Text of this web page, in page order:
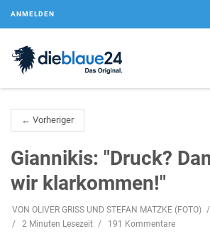
ANMELDEN
← Vorheriger
Giannikis: "Druck?
wir klarkommen!"
VON OLIVER GRISS UND STEFAN MATZKE (FOTO)
2 Minuten Lesezeit
191 Kommentare